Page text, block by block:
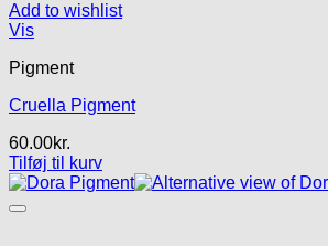
Add to wishlist
Vis
Pigment
Cruella Pigment
60.00kr.
Tilføj til kurv